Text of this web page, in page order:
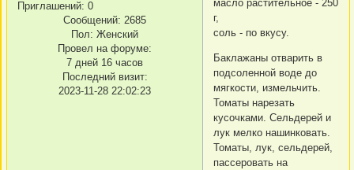
Приглашений: 0
Сообщений: 2685
Пол: Женский
Провел на форуме:
7 дней 16 часов
Последний визит:
2023-11-28 22:02:23
масло растительное - 250
г,
соль - по вкусу.
Баклажаны отварить в
подсоленной воде до
мягкости, измельчить.
Томаты нарезать
кусочками. Сельдерей и
лук мелко нашинковать.
Томаты, лук, сельдерей,
пассеровать на